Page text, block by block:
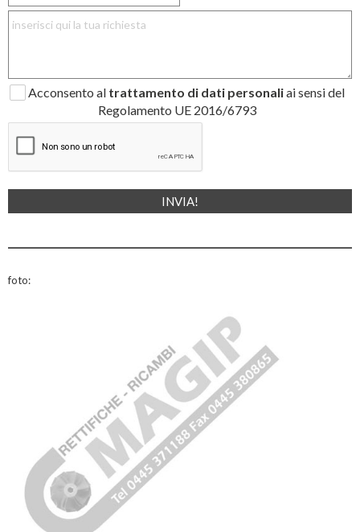
Acconsento al trattamento di dati personaliai sensi del
Regolamento UE 2016/6793
foto: